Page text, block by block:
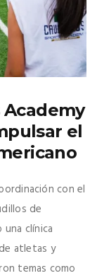
Academy
el
con el
de
clínica
atletas y
temas como